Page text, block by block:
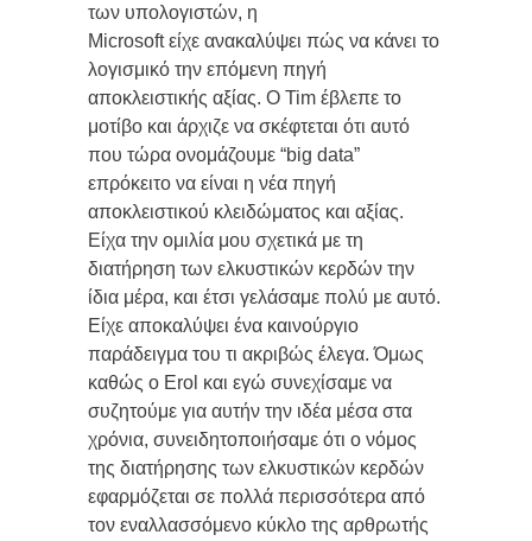
των υπολογιστών, η
Microsoft είχε ανακαλύψει πώς να κάνει το
λογισμικό την επόμενη πηγή
αποκλειστικής αξίας. Ο Tim έβλεπε το
μοτίβο και άρχιζε να σκέφτεται ότι αυτό
που τώρα ονομάζουμε “big data”
επρόκειτο να είναι η νέα πηγή
αποκλειστικού κλειδώματος και αξίας.
Είχα την ομιλία μου σχετικά με τη
διατήρηση των ελκυστικών κερδών την
ίδια μέρα, και έτσι γελάσαμε πολύ με αυτό.
Είχε αποκαλύψει ένα καινούργιο
παράδειγμα του τι ακριβώς έλεγα. Όμως
καθώς ο Erol και εγώ συνεχίσαμε να
συζητούμε για αυτήν την ιδέα μέσα στα
χρόνια, συνειδητοποιήσαμε ότι ο νόμος
της διατήρησης των ελκυστικών κερδών
εφαρμόζεται σε πολλά περισσότερα από
τον εναλλασσόμενο κύκλο της αρθρωτής